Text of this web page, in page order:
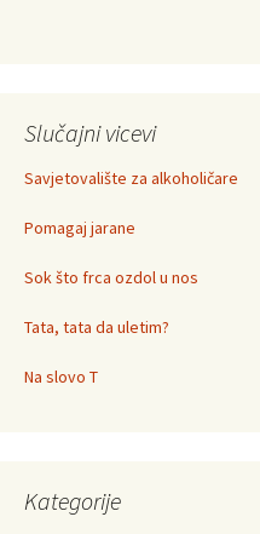
Slučajni vicevi
Savjetovalište za alkoholičare
Pomagaj jarane
Sok što frca ozdol u nos
Tata, tata da uletim?
Na slovo T
Kategorije